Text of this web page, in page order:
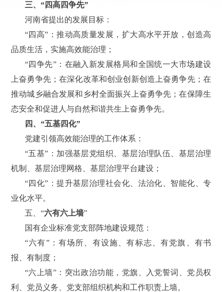
三、“四高四争先”
河南省提出的发展目标：
“四高”：推动高质量发展，扩大高水平开放，创造高
品质生活，实施高效能治理；
“四争先”：在融入新发展格局和全国统一大市场建设
上奋勇争先；在深化改革和创业创新创造上奋勇争先；在
推动城乡融合发展和乡村全面振兴上奋勇争先；在保障生
态安全和促进人与自然和谐共生上奋勇争先。
四、“五基四化”
党建引领高效能治理的工作体系：
“五基”：加强基层党组织、基层治理队伍、基层治理
机制、基层治理网格、基层治理平台建设；
“四化”：提升基层治理社会化、法治化、智能化、专
业化水平。
五、“六有六上墙”
国有企业标准党支部阵地建设规范：
“六有”：有场所、有设施、有标志、有党旗、有书
报、有制度；
“六上墙”： 突出政治功能，党旗、入党誓词、党员权
利、党员义务、党支部组织机构和工作职责上墙。